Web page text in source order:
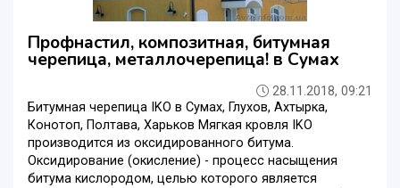
Профнастил, композитная, битумная
черепица, металлочерепица! в Сумах
28.11.2018, 09:21
Битумная черепица IKO в Сумах, Глухов, Ахтырка,
Конотоп, Полтава, Харьков Мягкая кровля IKO
производится из оксидированного битума.
Оксидирование (окисление) - процесс насыщения
битума кислородом, целью которого является